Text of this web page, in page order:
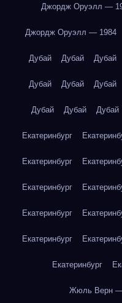
Джордж Оруэлл —
Джордж Оруэлл — 1984
Дубай Дубай Дубай
Дубай Дубай Дубай
Дубай Дубай Дубай
Екатеринбург
Екатеринбург
Екатеринбург
Екатеринбург
Екатеринбург
Екатеринбург
Жюль Верн —